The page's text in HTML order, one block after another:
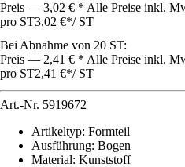
Preis — 3,02 € * Alle Preise inkl.
pro ST3,02 €*/ ST
Bei Abnahme von 20 ST:
Preis — 2,41 € * Alle Preise inkl.
pro ST2,41 €*/ ST
Art.-Nr. 5919672
Artikeltyp: Formteil
Ausführung: Bogen
Material: Kunststoff